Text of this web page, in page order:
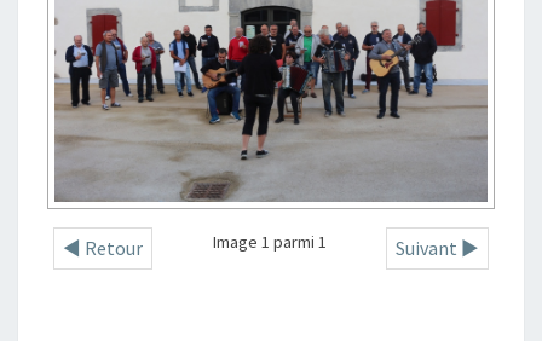
◄ Retour Suivant ►
Image 1 parmi 1